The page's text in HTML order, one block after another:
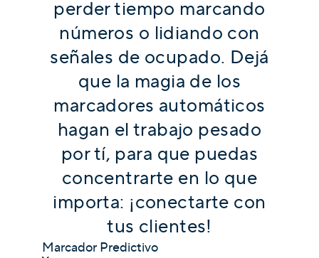
perder tiempo marcando
números o lidiando con
señales de ocupado. Dejá
que la magia de los
marcadores automáticos
hagan el trabajo pesado
por tí, para que puedas
concentrarte en lo que
importa: ¡conectarte con
tus clientes!
Marcador Predictivo